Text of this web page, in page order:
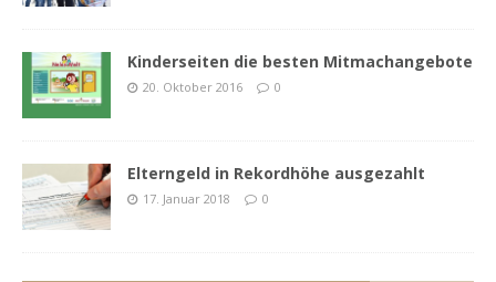
Kinderseiten die besten Mitmachangebote
20. Oktober 2016 0
Elterngeld in Rekordhöhe ausgezahlt
17. Januar 2018 0